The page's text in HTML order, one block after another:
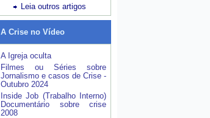
Leia outros artigos
A Crise no Vídeo
A Igreja oculta
Filmes ou Séries sobre
Jornalismo e casos de Crise -
Outubro 2024
Inside Job (Trabalho Interno)
Documentário sobre crise
2008